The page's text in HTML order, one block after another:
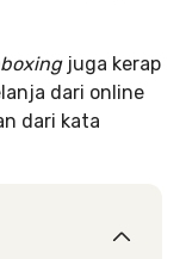
juga kerap
dari online
dari kata